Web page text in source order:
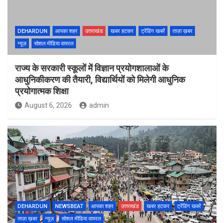
DEHARDUN आपका शहर उत्तराखंड खबर हटकर ट्रेंडिंग खबरें
ताज़ा ख़बर
न्यूज़
सोशल मीडिया वायरल
राज्य के सरकारी स्कूलों में विज्ञान प्रयोगशालाओं के
आधुनिकीकरण की तैयारी, विद्यार्थियों को मिलेगी आधुनिक
प्रयोगात्मक शिक्षा
August 6, 2026 admin
DEHARDUN NEWSBEAT आपका शहर उत्तराखंड खबर हटकर
ट्रेंडिंग खबरें
ताज़ा ख़बर
न्यूज़ सोशल मीडिया वायरल